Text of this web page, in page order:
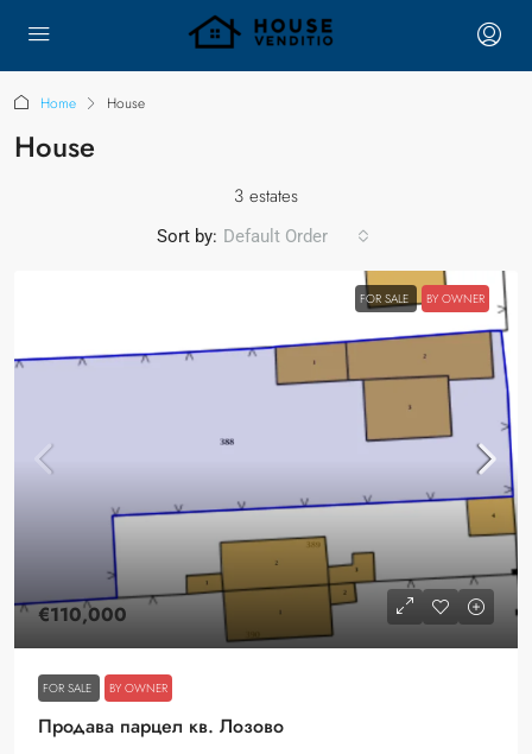
Home House
House
3 estates
Sort by: Default Order
FOR SALE BY OWNER
€110,000
FOR SALE BY OWNER
Продава парцел кв. Лозово